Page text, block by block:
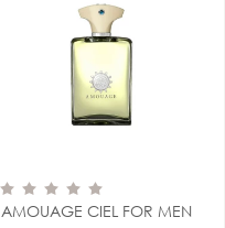
AMOUAGE CIEL FOR MEN